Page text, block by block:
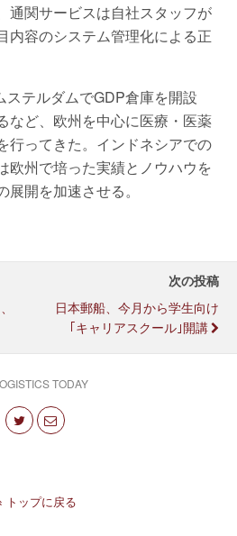
通関サービスは自社スタッフが
内容のシステム管理化による正
ステルダムでGDP倉庫を開設
など、欧州を中心に医療・医薬
行ってきた。インドネシアでの
欧州で培った実績とノウハウを
開を加速させる。
次の投稿
日本郵船、今月から学生向け
｢キャリアスクール｣開講
TODAY
トップに戻る